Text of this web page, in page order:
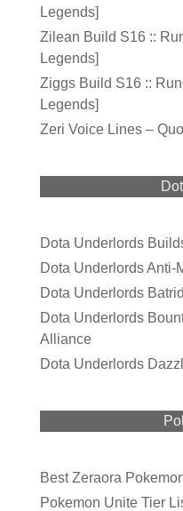
Legends]
Zilean Build S16 ::
Legends]
Ziggs Build S16 ::
Legends]
Zeri Voice Lines –
Dota Underlords
Dota Underlords Anti-
Dota Underlords
Dota Underlords
Alliance
Dota Underlords
Best Zeraora
Pokemon Unite Tier